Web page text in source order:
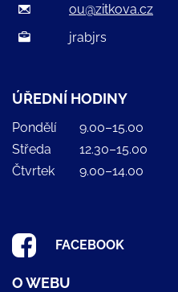
ou@zitkova.cz
jrabjrs
ÚŘEDNÍ HODINY
Pondělí
9.00–15.00
Středa
12.30–15.00
Čtvrtek
9.00–14.00
FACEBOOK
O WEBU